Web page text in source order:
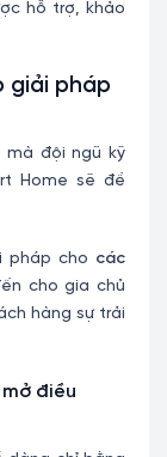
hỗ trợ, khảo
giải pháp
mà đội ngũ kỹ
Home sẽ đề
pháp cho các
cho gia chủ
hàng sự trải
điều